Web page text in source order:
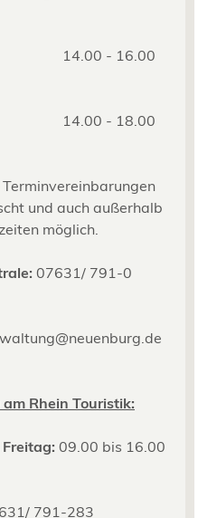
- 16.00
14.00 - 18.00
und auch außerhalb
möglich.
07631/ 791-0
Rhein Touristik:
09.00 bis 16.00
791-283